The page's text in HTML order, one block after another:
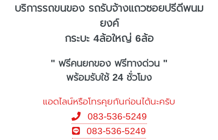
บริการรถขนของ รถรับจ้างแถวซอยปรีดีพนม
ยงค์
กระบะ 4ล้อใหญ่ 6ล้อ
" ฟรีคนยกของ ฟรีทางด่วน "
พร้อมรับใช้ 24 ชั่วโมง
แอดไลน์หรือโทรคุยกันก่อนได้นะครับ
083-536-5249
083-536-5249